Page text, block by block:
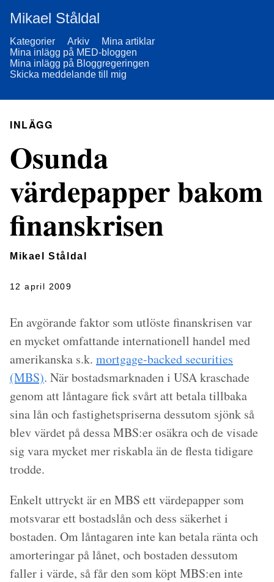
Mikael Ståldal
Kategorier Arkiv
Mina artiklar
Mina inlägg på MED-bloggen
Mina inlägg på Bloggregeringen
Skicka meddelande till mig
INLÄGG
Osunda
värdepapper bakom
finanskrisen
Mikael Ståldal
12 april 2009
En avgörande faktor som utlöste finanskrisen var
en mycket omfattande internationell handel med
amerikanska s.k. mortgage-backed securities
(MBS). När bostadsmarknaden i USA kraschade
genom att låntagare fick svårt att betala tillbaka
sina lån och fastighetspriserna dessutom sjönk så
blev värdet på dessa MBS:er osäkra och de visade
sig vara mycket mer riskabla än de flesta tidigare
trodde.
Enkelt uttryckt är en MBS ett värdepapper som
motsvarar ett bostadslån och dess säkerhet i
bostaden. Om låntagaren inte kan betala ränta och
amorteringar på lånet, och bostaden dessutom
faller i värde, så får den som köpt MBS:en inte